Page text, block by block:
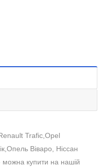
Trafic,Opel
Віваро, Ніссан
купити на нашій